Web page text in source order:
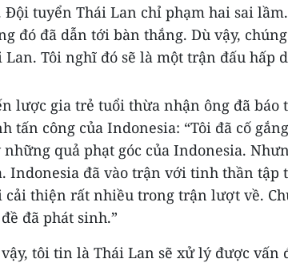
Đội tuyển Thái Lan chỉ phạm hai sai
đó đã dẫn tới bàn thắng. Dù vậy,
Lan. Tôi nghĩ đó sẽ là một trận đấu hấp
lược gia trẻ tuổi thừa nhận ông đã báo
tấn công của Indonesia: “Tôi đã cố
những quả phạt góc của Indonesia.
Indonesia đã vào trận với tinh thần tập
cải thiện rất nhiều trong trận lượt về.
đã phát sinh.”
vậy, tôi tin là Thái Lan sẽ xử lý được vấn